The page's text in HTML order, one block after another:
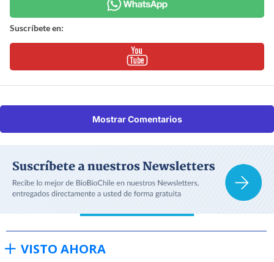
Suscríbete en:
Mostrar Comentarios
VISTO AHORA